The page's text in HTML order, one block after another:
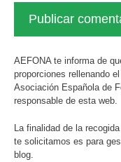
AEFONA te informa de
proporciones rellenando
Asociación Española de
responsable de esta web.
La finalidad de la
te solicitamos es para
blog.